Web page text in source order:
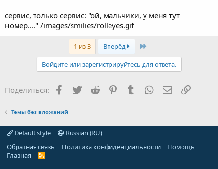
сервис, только сервис: "ой, мальчики, у меня тут
номер...." /images/smilies/rolleyes.gif
1 из 3 Вперёд Last
Войдите или зарегистрируйтесь для ответа.
Поделиться: Facebook
TwitterReddit PinterestTumblr WhatsApp Ссылка
Темы без вложений
Default style
Russian (RU)
Обратная связь
Политика конфиденциальности
Помощь
Главная
R